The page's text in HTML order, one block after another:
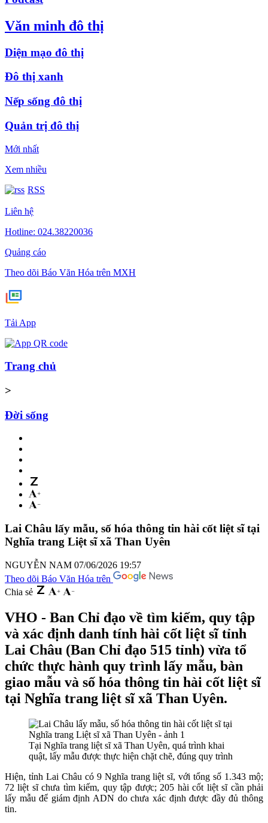
Văn minh đô thị
Diện mạo đô thị
Đô thị xanh
Nếp sống đô thị
Quản trị đô thị
Mới nhất
Xem nhiều
RSS
Liên hệ
Hotline: 024.38220036
Quảng cáo
Theo dõi Báo Văn Hóa trên MXH
Tải App
Trang chủ
>
Đời sống
Lai Châu lấy mẫu, số hóa thông tin hài cốt liệt sĩ tại
Nghĩa trang Liệt sĩ xã Than Uyên
NGUYỄN NAM 07/06/2026 19:57
Theo dõi Báo Văn Hóa trên
Chia sẻ
VHO - Ban Chỉ đạo về tìm kiếm, quy tập
và xác định danh tính hài cốt liệt sĩ tỉnh
Lai Châu (Ban Chỉ đạo 515 tỉnh) vừa tổ
chức thực hành quy trình lấy mẫu, bàn
giao mẫu và số hóa thông tin hài cốt liệt sĩ
tại Nghĩa trang liệt sĩ xã Than Uyên.
Tại Nghĩa trang liệt sĩ xã Than Uyên, quá trình khai
quật, lấy mẫu được thực hiện chặt chẽ, đúng quy trình
Hiện, tỉnh Lai Châu có 9 Nghĩa trang liệt sĩ, với tổng số 1.343 mộ;
72 liệt sĩ chưa tìm kiếm, quy tập được; 205 hài cốt liệt sĩ cần phải
lấy mẫu để giám định ADN do chưa xác định được đầy đủ thông
tin.